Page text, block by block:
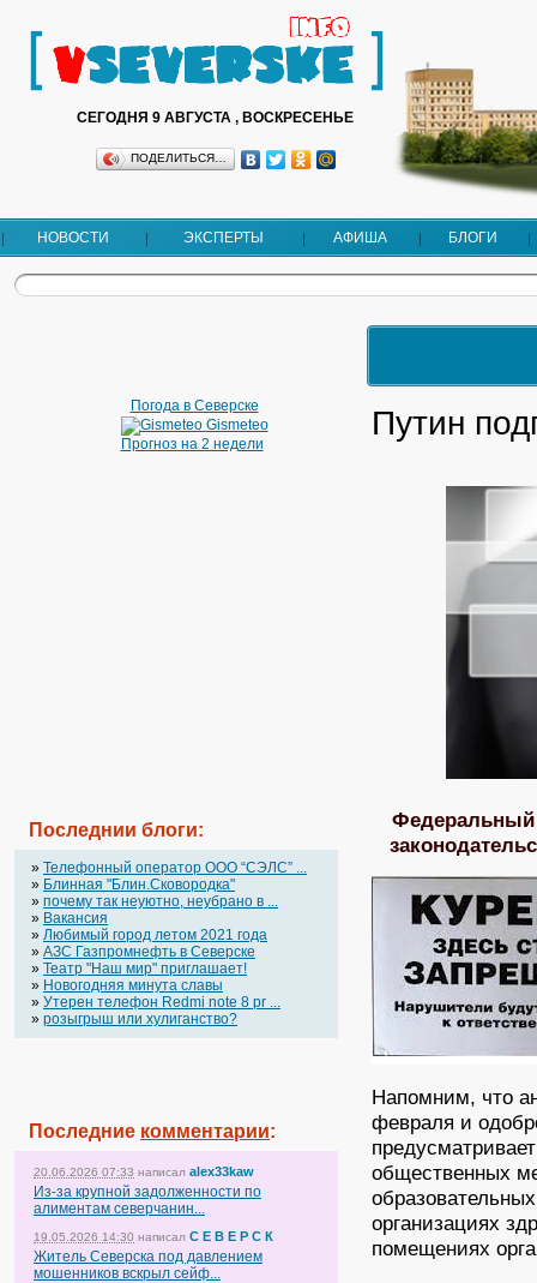
СЕГОДНЯ 9 АВГУСТА , ВОСКРЕСЕНЬЕ
ПОДЕЛИТЬСЯ…
НОВОСТИ ЭКСПЕРТЫ АФИША БЛОГИ
Погода в Северске
Gismeteo
Прогноз на 2 недели
Последнии блоги:
» Телефонный оператор OOO “СЭЛС” ...
» Блинная "Блин.Сковородка"
» почему так неуютно, неубрано в ...
» Вакансия
» Любимый город летом 2021 года
» АЗС Газпромнефть в Северске
» Театр "Наш мир" приглашает!
» Новогодняя минута славы
» Утерен телефон Redmi note 8 pr ...
» розыгрыш или хулиганство?
Последние комментарии:
20.06.2026 07:33 написал alex33kaw
Из-за крупной задолженности по
алиментам северчанин...
19.05.2026 14:30 написал С Е В Е Р С К
Житель Северска под давлением
мошенников вскрыл сейф...
Путин
Федеральный
Напомним, что
февраля и
общественных
организациях
помещениях